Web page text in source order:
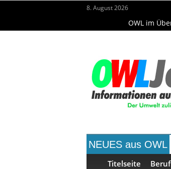
8. August 2026
OWL im
NEUES aus OWL
Titelseite